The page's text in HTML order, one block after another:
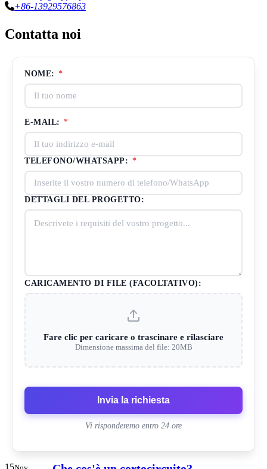
+86-13929576863
Contatta noi
NOME: *
E-MAIL: *
TELEFONO/WHATSAPP: *
DETTAGLI DEL PROGETTO:
CARICAMENTO DI FILE (FACOLTATIVO):
Fare clic per caricare o trascinare e rilasciare
Dimensione massima del file: 20MB
Invia la richiesta
Vi risponderemo entro 24 ore
15